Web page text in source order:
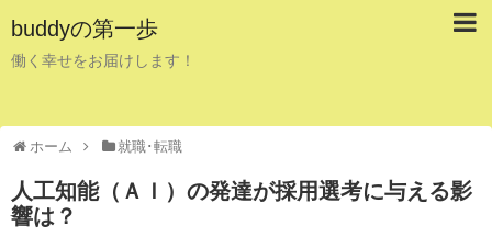
buddyの第一歩
働く幸せをお届けします！
ホーム 就職･転職
人工知能（ＡＩ）の発達が採用選考に与える影
響は？